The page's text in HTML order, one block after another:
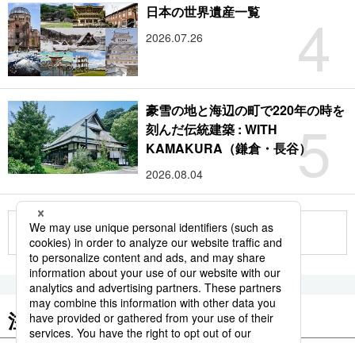
4
日本の世界遺産一覧
2026.07.26
5
豪雪の地と海辺の町で220年の時を
刻んだ伝統建築 : WITH
KAMAKURA（鎌倉・長谷）
2026.08.04
もっと見る
注目のキーワード